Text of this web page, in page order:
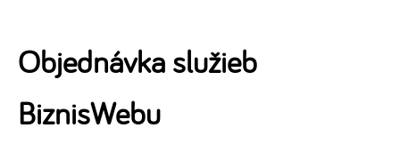
Objednávka služieb
BiznisWebu